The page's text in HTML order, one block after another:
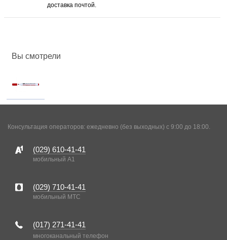
доставка почтой.
Вы смотрели
Консультация операторов: ежедневно (без выходных) с 9:00 до 18:00.
(029) 610-41-41
мобильный A1
(029) 710-41-41
мобильный MTC
(017) 271-41-41
многоканальный телефон